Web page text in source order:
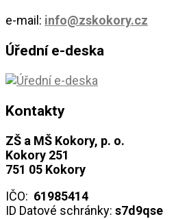
e-mail: info@zskokory.cz
Úřední e-deska
Kontakty
ZŠ a MŠ Kokory, p. o.
Kokory 251
751 05 Kokory
IČO: 61985414
ID Datové schránky: s7d9qse